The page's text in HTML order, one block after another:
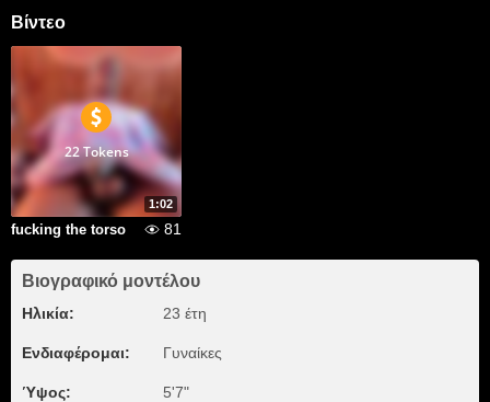
Βίντεο
1:02
22 Tokens
fucking the torso 81
Βιογραφικό μοντέλου
Ηλικία: 23 έτη
Ενδιαφέρομαι: Γυναίκες
Ύψος: 5'7"